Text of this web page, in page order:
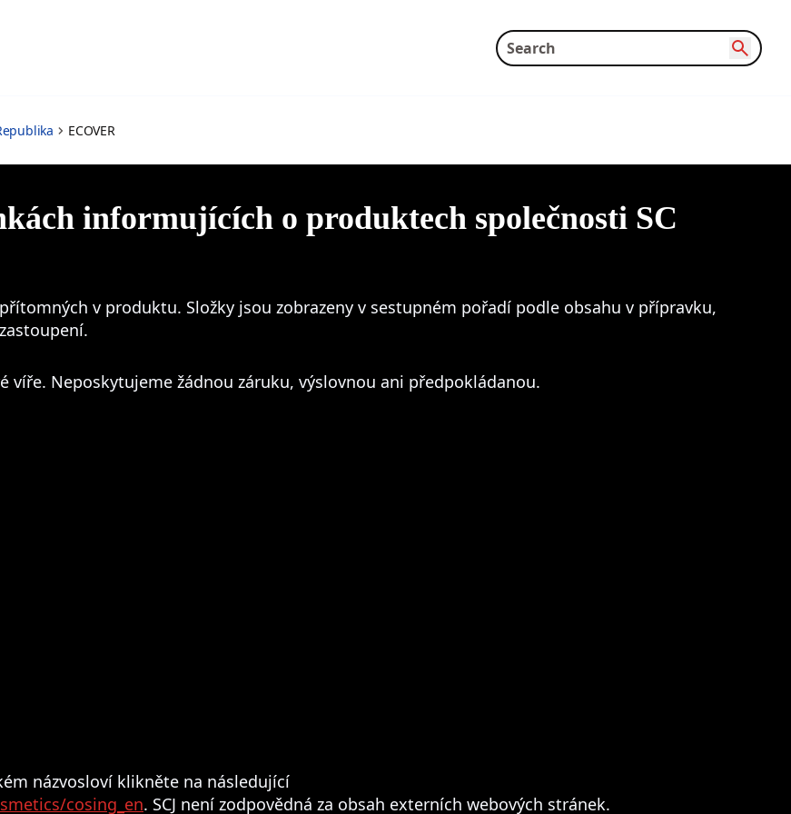
ECOVER
informujících o produktech společnosti SC
v produktu. Složky jsou zobrazeny v sestupném pořadí podle obsahu v přípravku,
víře. Neposkytujeme žádnou záruku, výslovnou ani předpokládanou.
názvosloví klikněte na následující
cosing_en. SCJ není zodpovědná za obsah externích webových stránek.